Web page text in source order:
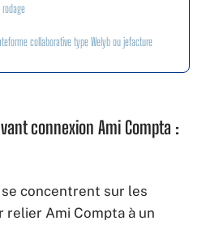
collaborative type Welyb ou jefacture
connexion Ami Compta :
concentrent sur les
relier Ami Compta à un